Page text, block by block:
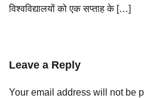
विश्वविद्यालयों को एक सप्ताह के […]
Leave a Reply
Your email address will not be